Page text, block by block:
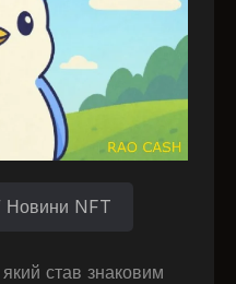
Новини NFT
став знаковим